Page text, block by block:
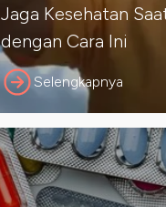
Jaga Kesehatan
dengan Cara Ini
Selengkapnya